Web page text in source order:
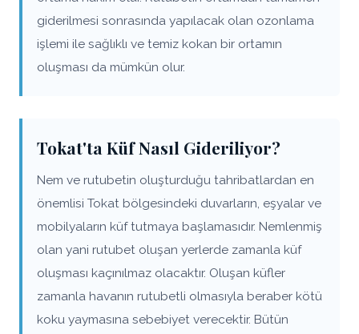
giderilmesi sonrasında yapılacak olan ozonlama
işlemi ile sağlıklı ve temiz kokan bir ortamın
oluşması da mümkün olur.
Tokat'ta Küf Nasıl Gideriliyor?
Nem ve rutubetin oluşturduğu tahribatlardan en
önemlisi Tokat bölgesindeki duvarların, eşyalar ve
mobilyaların küf tutmaya başlamasıdır. Nemlenmiş
olan yani rutubet oluşan yerlerde zamanla küf
oluşması kaçınılmaz olacaktır. Oluşan küfler
zamanla havanın rutubetli olmasıyla beraber kötü
koku yaymasına sebebiyet verecektir. Bütün